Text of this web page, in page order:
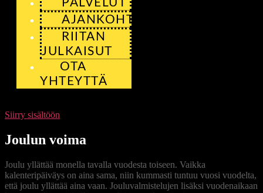
PALVELUT
AJANKOHTAISTA
RIITAN
JULKAISUT
OTA
YHTEYTTÄ
Siirry sisältöön
Joulun voima
Joulu yllättää monella tavalla vuodesta toiseen. Vaikka
kalenteripäiväys on aina sama, niin kummasti tuntuu vuosi vuodelta,
että joulu yllättää aina vaan. Jouluvalmistelujen lisäksi vuodenaikaan